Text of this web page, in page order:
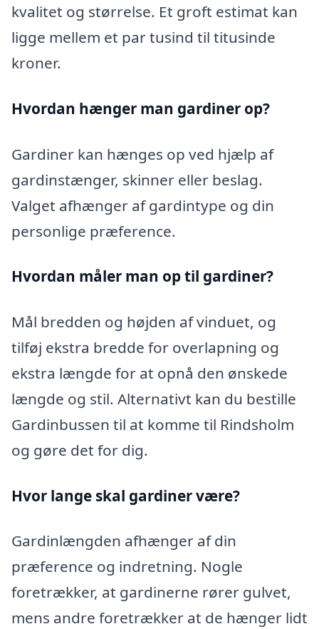
kvalitet og størrelse. Et groft estimat kan
ligge mellem et par tusind til titusinde
kroner.
Hvordan hænger man gardiner op?
Gardiner kan hænges op ved hjælp af
gardinstænger, skinner eller beslag.
Valget afhænger af gardintype og din
personlige præference.
Hvordan måler man op til gardiner?
Mål bredden og højden af vinduet, og
tilføj ekstra bredde for overlapning og
ekstra længde for at opnå den ønskede
længde og stil. Alternativt kan du bestille
Gardinbussen til at komme til Rindsholm
og gøre det for dig.
Hvor lange skal gardiner være?
Gardinlængden afhænger af din
præference og indretning. Nogle
foretrækker, at gardinerne rører gulvet,
mens andre foretrækker at de hænger lidt